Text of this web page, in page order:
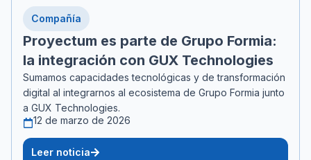
Compañía
Proyectum es parte de Grupo Formia:
la integración con GUX Technologies
Sumamos capacidades tecnológicas y de transformación
digital al integrarnos al ecosistema de Grupo Formia junto
a GUX Technologies.
12 de marzo de 2026
Leer noticia